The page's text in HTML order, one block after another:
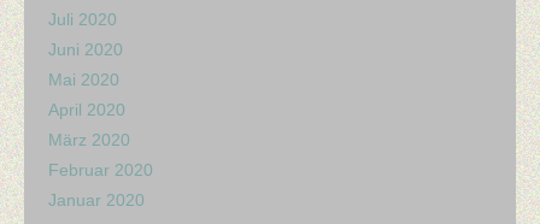
Juli 2020
Juni 2020
Mai 2020
April 2020
März 2020
Februar 2020
Januar 2020